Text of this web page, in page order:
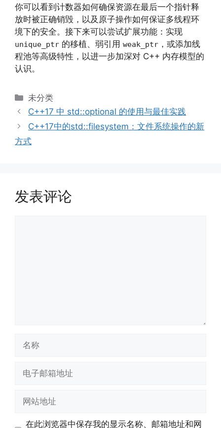
你可以看到计数器如何确保资源在最后一个指针释
放时被正确销毁，以及原子操作如何保证多线程环
境下的安全。接下来可以尝试扩展功能：实现
unique_ptr 的移植、弱引用 weak_ptr ，或添加线
程池等高级特性，以进一步加深对 C++ 内存模型的
认识。
分
类
未分类
C++17 中 std::optional 的使用与最佳实践
C++17中的std::filesystem：文件系统操作的新
方式
发表评论
在此浏览器中保存我的显示名称、邮箱地址和网